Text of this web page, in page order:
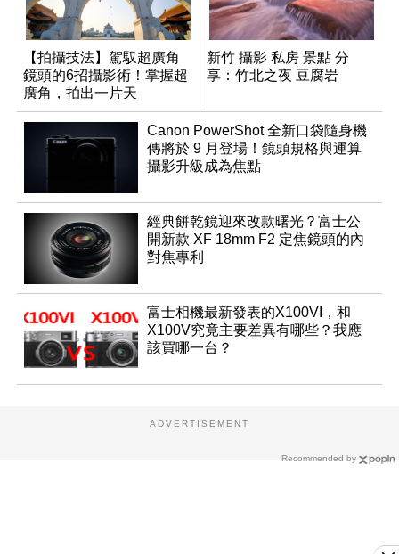
【拍攝技法】駕馭超廣角
鏡頭的6招攝影術！掌握超
廣角，拍出一片天
新竹 攝影 私房 景點 分
享：竹北之夜 豆腐岩
Canon PowerShot 全新口袋隨身機
傳將於 9 月登場！鏡頭規格與運算
攝影升級成為焦點
經典餅乾鏡迎來改款曙光？富士公
開新款 XF 18mm F2 定焦鏡頭的內
對焦專利
富士相機最新發表的X100VI，和
X100V究竟主要差異有哪些？我應
該買哪一台？
Recommended by
ADVERTISEMENT